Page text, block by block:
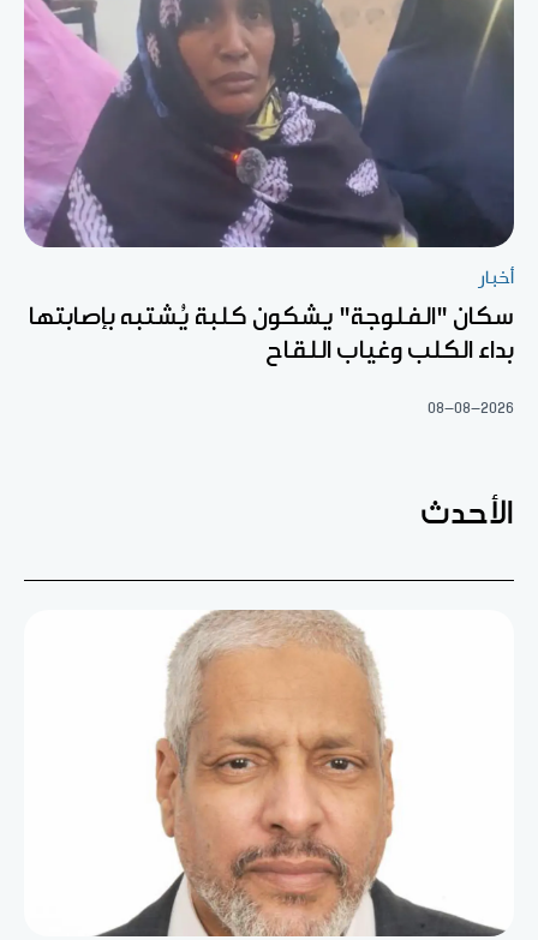
أخبار
سكان "الفلوجة" يشكون كلبة يُشتبه بإصابتها
بداء الكلب وغياب اللقاح
08-08-2026
الأحدث